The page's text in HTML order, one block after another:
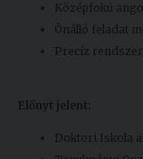
Középfokú
Önálló feladat
Precíz
Előnyt jelent:
Doktori Iskola